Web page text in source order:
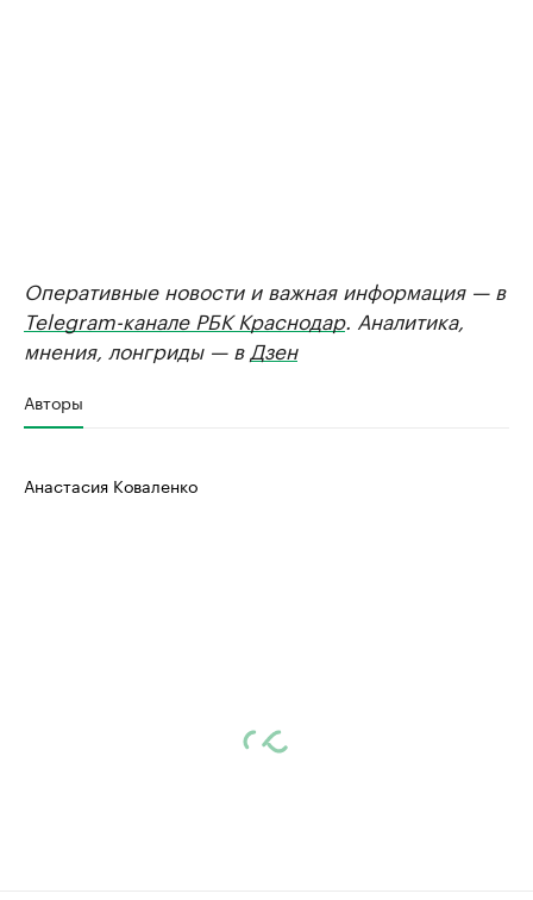
Оперативные новости и важная информация — в
Telegram-канале РБК Краснодар. Аналитика,
мнения, лонгриды — в Дзен
Авторы
Анастасия Коваленко